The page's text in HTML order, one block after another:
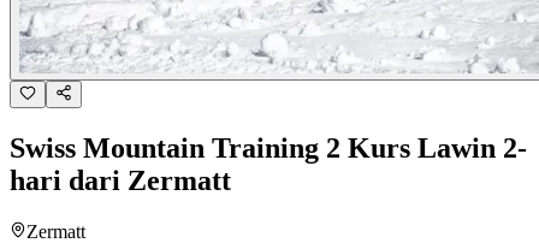
Swiss Mountain Training 2 Kurs Lawin 2-
hari dari Zermatt
Zermatt